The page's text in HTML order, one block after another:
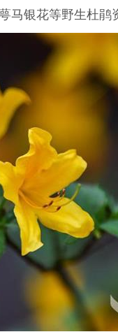
马银花等野生杜鹃